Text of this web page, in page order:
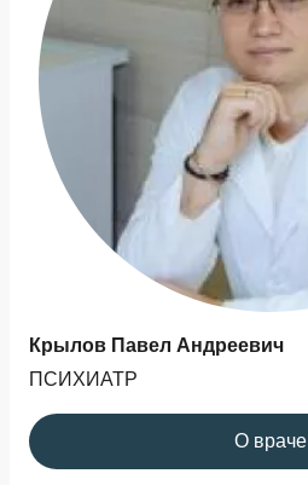
Крылов Павел Андреевич
ПСИХИАТР
О враче